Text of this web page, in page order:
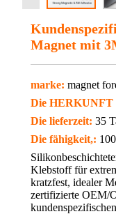
Magnet mit
marke: magnet
Die HERKUNFT
Die lieferzeit: 35
Die fähigkeit,:
Klebstoff für
kratzfest, idealer
zertifizierte OEM/